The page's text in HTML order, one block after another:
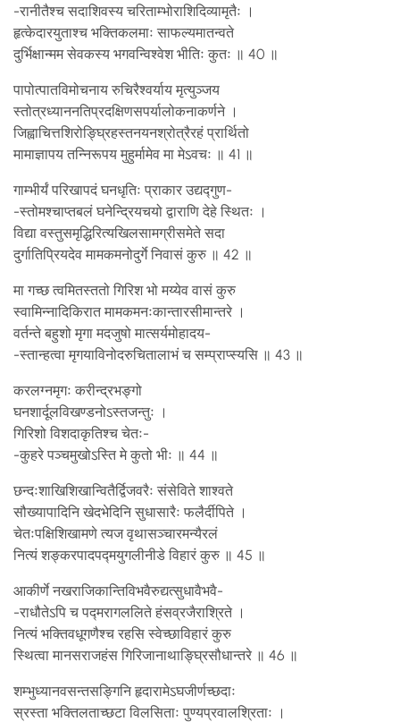
-रानीतैश्च सदाशिवस्य चरिताम्भोराशिदिव्यामृतैः ।
हृत्केदारयुताश्च भक्तिकलमाः साफल्यमातन्वते
दुर्भिक्षान्मम सेवकस्य भगवन्विश्वेश भीतिः कुतः ॥ 40 ॥
पापोत्पातविमोचनाय रुचिरैश्वर्याय मृत्युञ्जय
स्तोत्रध्याननतिप्रदक्षिणसपर्यालोकनाकर्णने ।
जिह्वाचित्तशिरोङ्घ्रिहस्तनयनश्रोत्रैरहं प्रार्थितो
मामाज्ञापय तन्निरूपय मुहुर्मामेव मा मेऽवचः ॥ 41 ॥
गाम्भीर्यं परिखापदं घनधृतिः प्राकार उद्यद्गुण-
-स्तोमश्चाप्तबलं घनेन्द्रियचयो द्वाराणि देहे स्थितः ।
विद्या वस्तुसमृद्धिरित्यखिलसामग्रीसमेते सदा
दुर्गातिप्रियदेव मामकमनोदुर्गे निवासं कुरु ॥ 42 ॥
मा गच्छ त्वमितस्ततो गिरिश भो मय्येव वासं कुरु
स्वामिन्नादिकिरात मामकमनःकान्तारसीमान्तरे ।
वर्तन्ते बहुशो मृगा मदजुषो मात्सर्यमोहादय-
-स्तान्हत्वा मृगयाविनोदरुचितालाभं च सम्प्राप्स्यसि ॥ 43 ॥
करलग्नमृगः करीन्द्रभङ्गो
घनशार्दूलविखण्डनोऽस्तजन्तुः ।
गिरिशो विशदाकृतिश्च चेतः-
-कुहरे पञ्चमुखोऽस्ति मे कुतो भीः ॥ 44 ॥
छन्दःशाखिशिखान्वितैर्द्विजवरैः संसेविते शाश्वते
सौख्यापादिनि खेदभेदिनि सुधासारैः फलैर्दीपिते ।
चेतःपक्षिशिखामणे त्यज वृथासञ्चारमन्यैरलं
नित्यं शङ्करपादपद्मयुगलीनीडे विहारं कुरु ॥ 45 ॥
आकीर्णे नखराजिकान्तिविभवैरुद्यत्सुधावैभवै-
-राधौतेऽपि च पद्मरागललिते हंसव्रजैराश्रिते ।
नित्यं भक्तिवधूगणैश्च रहसि स्वेच्छाविहारं कुरु
स्थित्वा मानसराजहंस गिरिजानाथाङ्घ्रिसौधान्तरे ॥ 46 ॥
शम्भुध्यानवसन्तसङ्गिनि हृदारामेऽघजीर्णच्छदाः
स्रस्ता भक्तिलताच्छटा विलसिताः पुण्यप्रवालश्रिताः ।